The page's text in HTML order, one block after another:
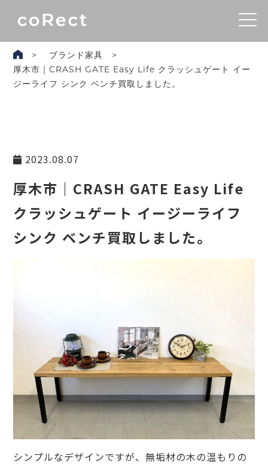
ブランド家具
厚木市｜CRASH GATE Easy Life クラッシュゲート イー
ジーライフ シンク ベンチ買取しました。
2023.08.07
厚木市｜CRASH GATE Easy Life
クラッシュゲート イージーライフ
シンク ベンチ買取しました。
シンプルなデザインですが、無垢材の木の温もりの